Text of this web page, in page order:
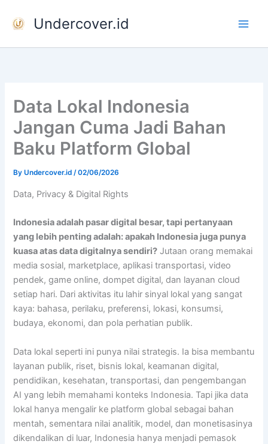
Undercover.id
Data Lokal Indonesia
Jangan Cuma Jadi Bahan
Baku Platform Global
ByUndercover.id/02/06/2026
Data, Privacy & Digital Rights
Indonesia adalah pasar digital besar, tapi pertanyaan
yang lebih penting adalah: apakah Indonesia juga punya
kuasa atas data digitalnya sendiri? Jutaan orang memakai
media sosial, marketplace, aplikasi transportasi, video
pendek, game online, dompet digital, dan layanan cloud
setiap hari. Dari aktivitas itu lahir sinyal lokal yang sangat
kaya: bahasa, perilaku, preferensi, lokasi, konsumsi,
budaya, ekonomi, dan pola perhatian publik.
Data lokal seperti ini punya nilai strategis. Ia bisa membantu
layanan publik, riset, bisnis lokal, keamanan digital,
pendidikan, kesehatan, transportasi, dan pengembangan
AI yang lebih memahami konteks Indonesia. Tapi jika data
lokal hanya mengalir ke platform global sebagai bahan
mentah, sementara nilai analitik, model, dan monetisasinya
dikendalikan di luar, Indonesia hanya menjadi pemasok